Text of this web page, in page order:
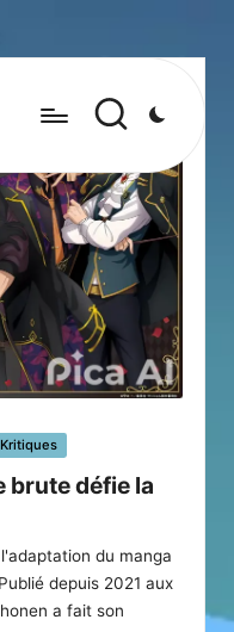
brute défie la
du manga
depuis 2021 aux
a fait son